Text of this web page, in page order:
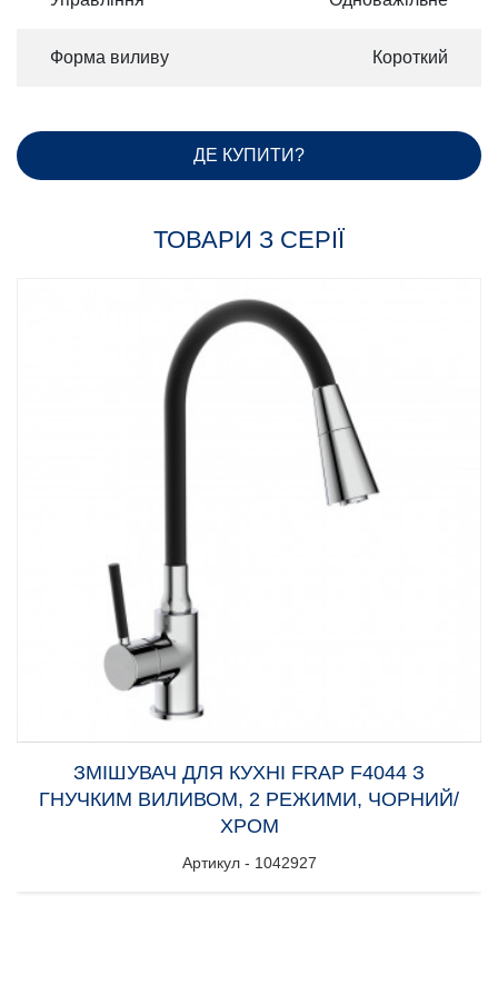
Форма виливу Короткий
ДЕ КУПИТИ?
ТОВАРИ З СЕРІЇ
ЗМІШУВАЧ ДЛЯ КУХНІ FRAP F4044 З
ГНУЧКИМ ВИЛИВОМ, 2 РЕЖИМИ, ЧОРНИЙ/
ХРОМ
Артикул - 1042927